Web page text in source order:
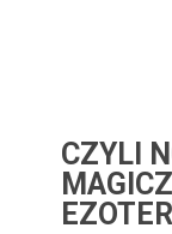
CZYLI